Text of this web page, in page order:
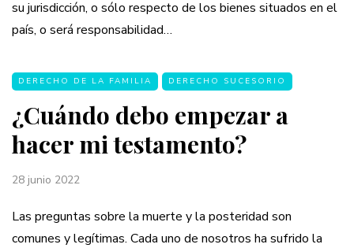
su jurisdicción, o sólo respecto de los bienes situados en el
país, o será responsabilidad…
DERECHO DE LA FAMILIA DERECHO SUCESORIO
¿Cuándo debo empezar a
hacer mi testamento?
28 junio 2022
Las preguntas sobre la muerte y la posteridad son
comunes y legítimas. Cada uno de nosotros ha sufrido la